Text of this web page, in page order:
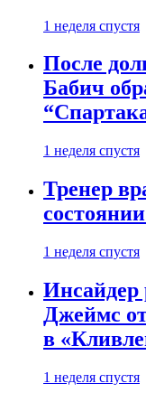
1 неделя спустя
После
Бабич
1 неделя спустя
Тренер
1 неделя спустя
Инсайдер
Джеймс
в
1 неделя спустя